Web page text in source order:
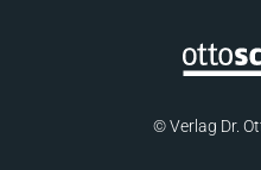
© Verlag Dr.